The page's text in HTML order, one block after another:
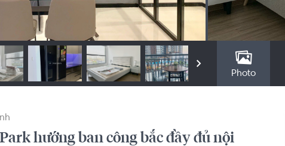
Photo
hướng ban công bắc đầy đủ nội